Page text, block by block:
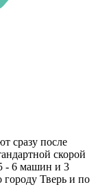
сразу после
скорой
- 6 машин и 3
Тверь и по